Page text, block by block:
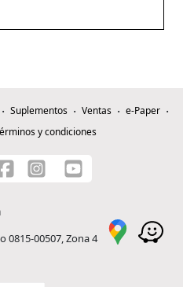
Suplementos Ventas
e-Paper
y condiciones
0815-00507, Zona 4